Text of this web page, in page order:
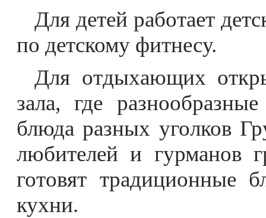
Для детей работает
по детскому фитнесу.
Для отдыхающих
зала, где
блюда разных уголков
любителей и гурманов
готовят традиционные
кухни.